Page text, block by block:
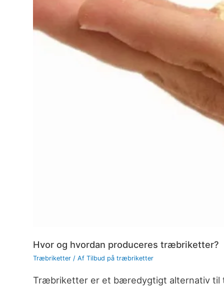
Hvor og hvordan produceres træbriketter?
Træbriketter/ Af Tilbud på træbriketter
Træbriketter er et bæredygtigt alternativ til